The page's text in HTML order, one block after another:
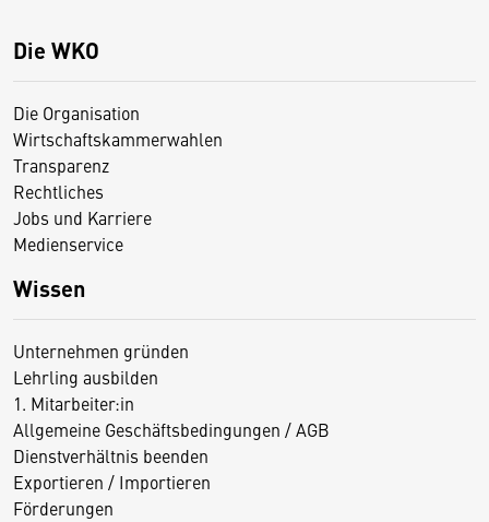
Die WKO
Die Organisation
Wirtschaftskammerwahlen
Transparenz
Rechtliches
Jobs und Karriere
Medienservice
Wissen
Unternehmen gründen
Lehrling ausbilden
1. Mitarbeiter:in
Allgemeine Geschäftsbedingungen / AGB
Dienstverhältnis beenden
Exportieren / Importieren
Förderungen